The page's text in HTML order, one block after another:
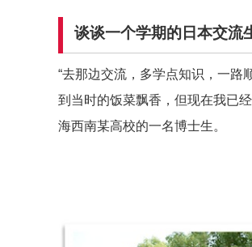
谈谈一个学期的日本交流
“去那边交流，多学点知识，一路
到当时的饭菜飘香，但现在我已
海西南某高校的一名博士生。